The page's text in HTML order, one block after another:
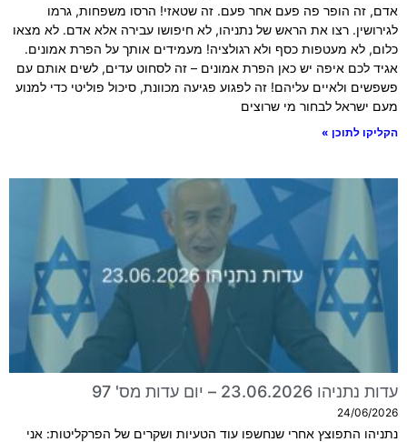
אדם, זה הופר פה פעם אחר פעם. זה שטאזי! הרסו משפחות, גרמו
לגירושין. רצו את הראש של נתניהו, לא חיפושו עבירה אלא אדם. לא מצאו
כלום, לא מעטפות כסף ולא רגולציה! מעמידים אותך על הפרת אמונים.
אגיד לכם איפה יש כאן הפרת אמונים – זה לסחוט עדים, לשים אותם עם
פשפשים ולאיים עליהם! זה לפגוע פגיעה מכוונת, סיכול פוליטי כדי למנוע
מעם ישראל לבחור מי שרוצים
הקליקו לתוכן »
עדות נתניהו 23.06.2026 – יום עדות מס' 97
24/06/2026
נתניהו התפוצץ אחרי שנחשפו עוד הטעיות ושקרים של הפרקליטות: אני